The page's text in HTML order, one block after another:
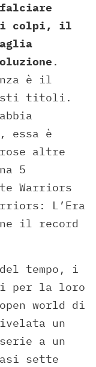
falciare
colpi, il
.
è il
titoli.
essa è
altre
5
Warriors
L’Era
il record
tempo, i
per la loro
world di
un
a un
sette